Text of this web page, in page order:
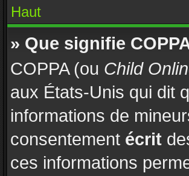
Haut
» Que signifie
COPPA (ou Child
aux États-Unis qui dit
informations de
consentement écrit
ces informations